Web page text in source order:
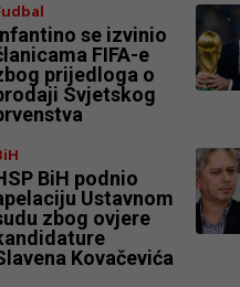
se izvinio
FIFA-e
prijedloga o
Svjetskog
BiH podnio
Ustavnom
zbog ovjere
Kovačevića